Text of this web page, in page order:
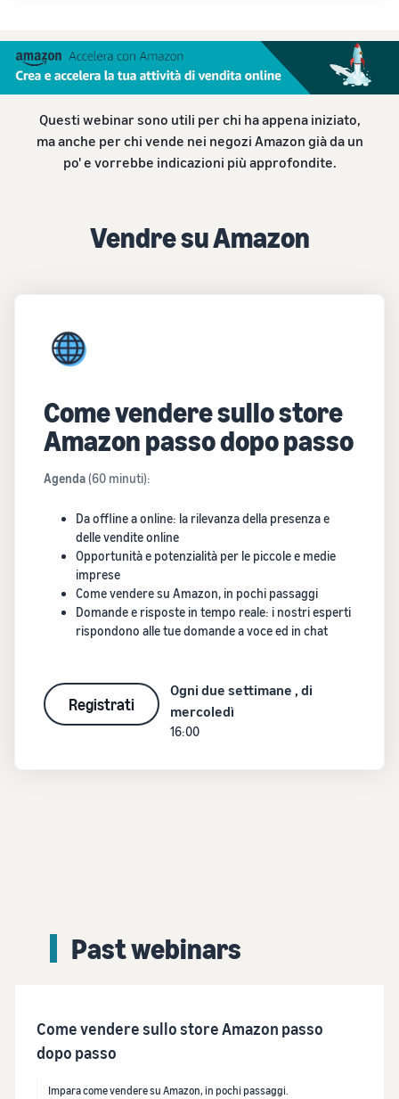
Questi webinar sono utili per chi ha appena iniziato,
ma anche per chi vende nei negozi Amazon già da un
po' e vorrebbe indicazioni più approfondite.
Vendre su Amazon
Come vendere sullo store
Amazon passo dopo passo
Agenda(60 minuti):
Da offline a online: la rilevanza della presenza e
delle vendite online
Opportunità e potenzialità per le piccole e medie
imprese
Come vendere su Amazon, in pochi passaggi
Domande e risposte in tempo reale: i nostri esperti
rispondono alle tue domande a voce ed in chat
Registrati
Ogni due settimane , di
mercoledì
16:00
Past webinars
Come vendere sullo store Amazon passo
dopo passo
Impara come vendere su Amazon, in pochi passaggi.